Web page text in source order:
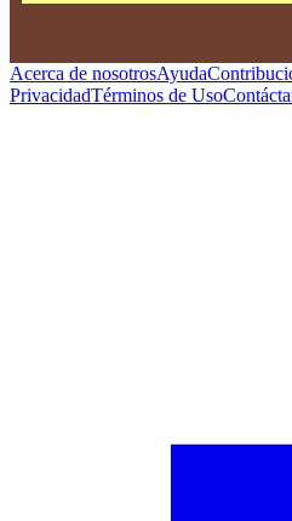
Acerca de nosotrosAyuda
PrivacidadTérminos de Uso